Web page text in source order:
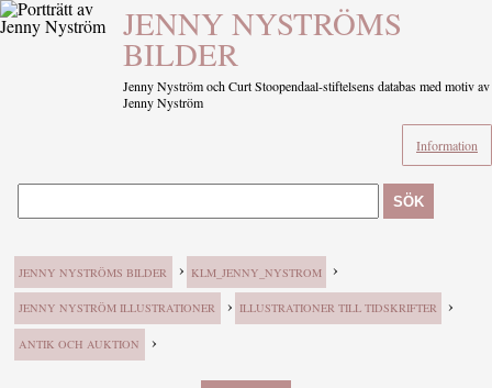
JENNY NYSTRÖMS
BILDER
Jenny Nyström och Curt Stoopendaal-stiftelsens databas med motiv av
Jenny Nyström
Information
SÖK
JENNY NYSTRÖMS BILDER › KLM_JENNY_NYSTROM ›
JENNY NYSTRÖM ILLUSTRATIONER › ILLUSTRATIONER TILL TIDSKRIFTER ›
ANTIK OCH AUKTION ›